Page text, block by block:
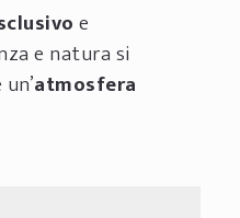
e
e natura si
atmosfera